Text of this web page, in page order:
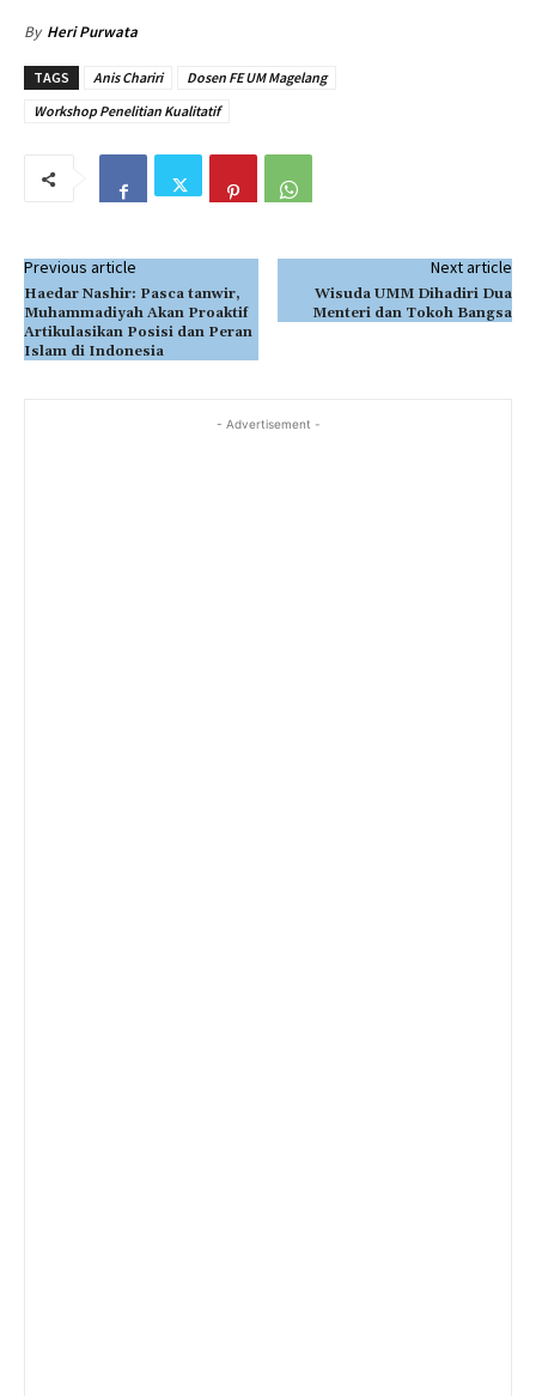
By Heri Purwata
TAGS Anis Chariri
Dosen FE UM Magelang
Workshop Penelitian Kualitatif
Previous article
Haedar Nashir: Pasca tanwir,
Muhammadiyah Akan Proaktif
Artikulasikan Posisi dan Peran
Islam di Indonesia
Next article
Wisuda UMM Dihadiri Dua
Menteri dan Tokoh Bangsa
- Advertisement -